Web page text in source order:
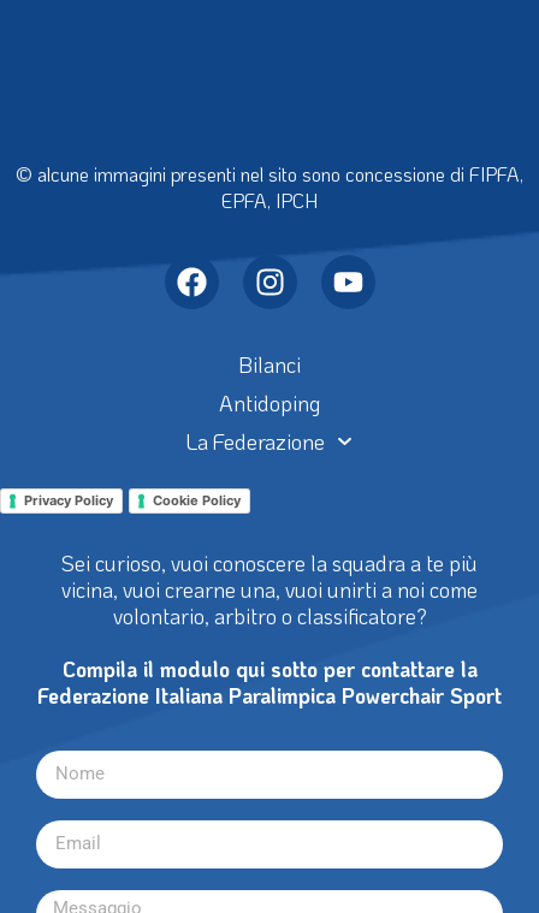
© alcune immagini presenti nel sito sono concessione di FIPFA,
EPFA, IPCH
Bilanci
Antidoping
La Federazione
Privacy Policy Cookie Policy
Sei curioso, vuoi conoscere la squadra a te più
vicina, vuoi crearne una, vuoi unirti a noi come
volontario, arbitro o classificatore?
Compila il modulo qui sotto per contattare la
Federazione Italiana Paralimpica Powerchair Sport